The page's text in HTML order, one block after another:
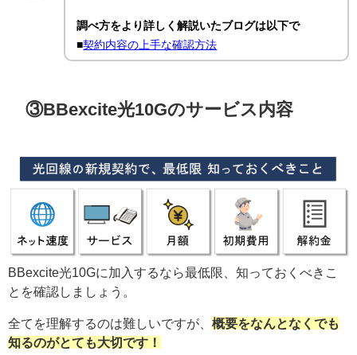
調べ方をより詳しく解説いたブログは以下で
■契約内容の上手な確認方法
③BBexcite光10Gのサービス内容
BBexcite光10Gに加入するなら最低限、知っておくべきこ
とを確認しましょう。
全てを理解するのは難しいですが、 概要をなんとなくでも
知るのがとても大切です！